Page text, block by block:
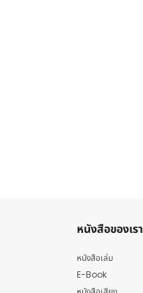
หนังสือของเรา
หนังสือเล่ม
E-Book